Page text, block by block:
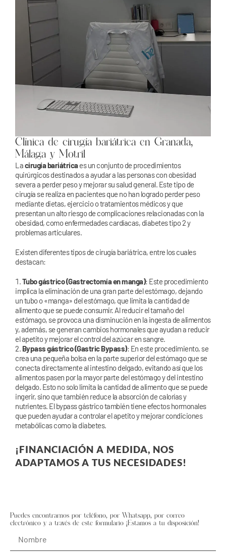
Clínica de cirugía bariátrica en Granada,
Málaga y Motril
Lacirugía bariátricaes un conjunto de procedimientos
quirúrgicos destinados a ayudar a las personas con obesidad
severa a perder peso y mejorar su salud general. Este tipo de
cirugía se realiza en pacientes que no han logrado perder peso
mediante dietas, ejercicio o tratamientos médicos y que
presentan un alto riesgo de complicaciones relacionadas con la
obesidad, como enfermedades cardíacas, diabetes tipo 2 y
problemas articulares.
Existen diferentes tipos de cirugía bariátrica, entre los cuales
destacan:
Tubo gástrico (Gastrectomía en manga): Este procedimiento
implica la eliminación de una gran parte del estómago, dejando
un tubo o «manga» del estómago, que limita la cantidad de
alimento que se puede consumir. Al reducir el tamaño del
estómago, se provoca una disminución en la ingesta de alimentos
y, además, se generan cambios hormonales que ayudan a reducir
el apetito y mejorar el control del azúcar en sangre.
Bypass gástrico (Gastric Bypass): En este procedimiento, se
crea una pequeña bolsa en la parte superior del estómago que se
conecta directamente al intestino delgado, evitando así que los
alimentos pasen por la mayor parte del estómago y del intestino
delgado. Esto no solo limita la cantidad de alimento que se puede
ingerir, sino que también reduce la absorción de calorías y
nutrientes. El bypass gástrico también tiene efectos hormonales
que pueden ayudar a controlar el apetito y mejorar condiciones
metabólicas como la diabetes.
¡FINANCIACIÓN A MEDIDA, NOS
ADAPTAMOS A TUS NECESIDADES!
Puedes encontrarnos por teléfono, por Whatsapp, por correo
electrónico y a través de este formulario ¡Estamos a tu disposición!